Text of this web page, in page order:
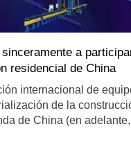
a
residencial de China
internacional de
de la
de China (en